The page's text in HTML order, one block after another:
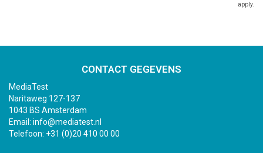
apply.
CONTACT GEGEVENS
MediaTest
Naritaweg 127-137
1043 BS Amsterdam
Email: info@mediatest.nl
Telefoon: +31 (0)20 410 00 00